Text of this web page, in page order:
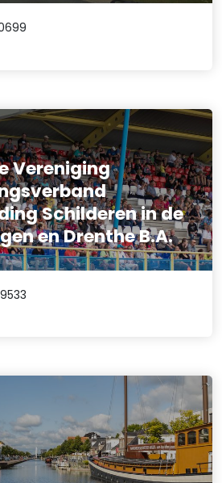
Vereniging
Schilderen in de
en Drenthe B.A.